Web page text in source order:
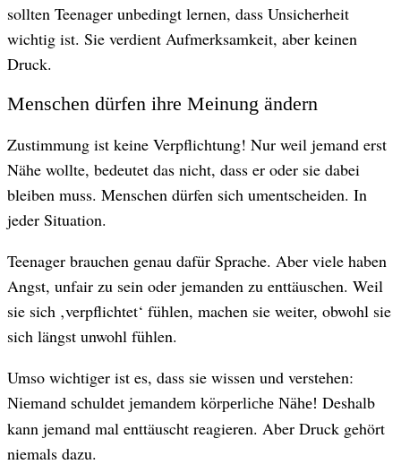
sollten Teenager unbedingt lernen, dass Unsicherheit
wichtig ist. Sie verdient Aufmerksamkeit, aber keinen
Druck.
Menschen dürfen ihre Meinung ändern
Zustimmung ist keine Verpflichtung! Nur weil jemand erst
Nähe wollte, bedeutet das nicht, dass er oder sie dabei
bleiben muss. Menschen dürfen sich umentscheiden. In
jeder Situation.
Teenager brauchen genau dafür Sprache. Aber viele haben
Angst, unfair zu sein oder jemanden zu enttäuschen. Weil
sie sich ‚verpflichtet‘ fühlen, machen sie weiter, obwohl sie
sich längst unwohl fühlen.
Umso wichtiger ist es, dass sie wissen und verstehen:
Niemand schuldet jemandem körperliche Nähe! Deshalb
kann jemand mal enttäuscht reagieren. Aber Druck gehört
niemals dazu.